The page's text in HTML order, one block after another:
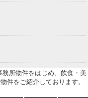
所物件をはじめ、飲食・美
件をご紹介しております。